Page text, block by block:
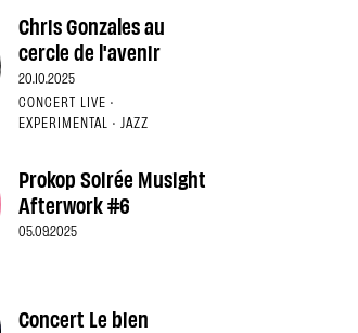
Chris Gonzales au
cercle de l'avenir
20.10.2025
CONCERT LIVE ·
EXPERIMENTAL · JAZZ
Prokop Soirée Musight
Afterwork #6
05.09.2025
Concert Le bien